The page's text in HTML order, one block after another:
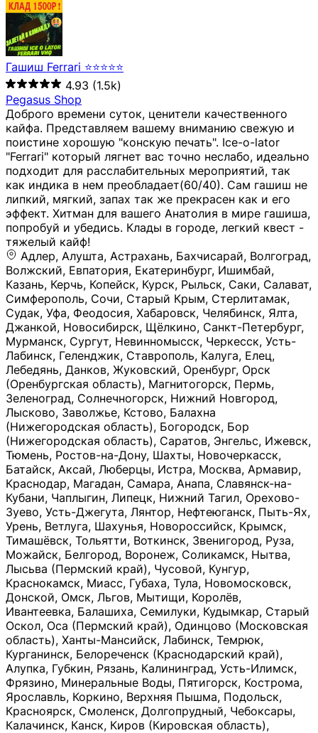
Гашиш Ferrari ⭐⭐⭐⭐⭐
4.93 (1.5k)
Pegasus Shop
Доброго времени суток, ценители качественного
кайфа. Представляем вашему вниманию свежую и
поистине хорошую "конскую печать". Ice-o-lator
"Ferrari" который лягнет вас точно неслабо, идеально
подходит для расслабительных мероприятий, так
как индика в нем преобладает(60/40). Сам гашиш не
липкий, мягкий, запах так же прекрасен как и его
эффект. Хитман для вашего Анатолия в мире гашиша,
попробуй и убедись. Клады в городе, легкий квест -
тяжелый кайф!
Адлер, Алушта, Астрахань, Бахчисарай, Волгоград, Волжский, Евпатория, Екатеринбург, Ишимбай, Казань, Керчь, Копейск, Курск, Рыльск, Саки, Салават, Симферополь, Сочи, Старый Крым, Стерлитамак, Судак, Уфа, Феодосия, Хабаровск, Челябинск, Ялта, Джанкой, Новосибирск, Щёлкино, Санкт-Петербург, Мурманск, Сургут, Невинномысск, Черкесск, Усть-Лабинск, Геленджик, Ставрополь, Калуга, Елец, Лебедянь, Данков, Жуковский, Оренбург, Орск (Оренбургская область), Магнитогорск, Пермь, Зеленоград, Солнечногорск, Нижний Новгород, Лысково, Заволжье, Кстово, Балахна (Нижегородская область), Богородск, Бор (Нижегородская область), Саратов, Энгельс, Ижевск, Тюмень, Ростов-на-Дону, Шахты, Новочеркасск, Батайск, Аксай, Люберцы, Истра, Москва, Армавир, Краснодар, Магадан, Самара, Анапа, Славянск-на-Кубани, Чаплыгин, Липецк, Нижний Тагил, Орехово-Зуево, Усть-Джегута, Лянтор, Нефтеюганск, Пыть-Ях, Урень, Ветлуга, Шахунья, Новороссийск, Крымск, Тимашёвск, Тольятти, Воткинск, Звенигород, Руза, Можайск, Белгород, Воронеж, Соликамск, Нытва, Лысьва (Пермский край), Чусовой, Кунгур, Краснокамск, Миасс, Губаха, Тула, Новомосковск, Донской, Омск, Льгов, Мытищи, Королёв, Ивантеевка, Балашиха, Семилуки, Кудымкар, Старый Оскол, Оса (Пермский край), Одинцово (Московская область), Ханты-Мансийск, Лабинск, Темрюк, Курганинск, Белореченск (Краснодарский край), Алупкa, Губкин, Рязань, Калининград, Усть-Илимск, Фрязино, Минеральные Воды, Пятигорск, Кострома, Ярославль, Коркино, Верхняя Пышма, Подольск, Красноярск, Смоленск, Долгопрудный, Чебоксары, Калачинск, Канск, Киров (Кировская область), Вологда, Рославль, Владивосток, Обнинск, Балабаново (Калужская область), Малоярославец, Брянск, Видное, Ярцево, Вязьма, Гагарин, Приволжск, Фурманов, Чайковский, Кинешма, Горячий Ключ, Улан-Удэ, Туймазы, Дюртюли, Альметьевск, Нефтекамск, Хадыженск, Апшеронск, Майкоп, Уссурийск, Ульяновск, Гатчина, Луга (Ленинградская область), Надым, Ногинск, Электросталь, Железнодорожный (Московская область), Бутурлиновка, Кириллов, Краснознаменск (Калиниградская область), Мышкин, Томмот, Холм, Абакан, Абдулино, Агидель, Агрыз, Адыгейск, Азнакаево, Алатырь, Алдан, Алейск, Александров, Александровск, Алексеевка (Белгородская обл.), Алексин, Амурск, Анадырь, Ангарск, Андреаполь, Анжеро-Судженск, Анива, Апатиты, Арамиль, Ардон, Арзамас, Аркадак, Арсеньев, Артём, Артёмовский, Архангельск, Асбест, Асино, Аткарск, Ахтубинск, Аша, Бабаево (Вологодская область), Бавлы (Республика Татарстан), Байкальск, Бакал, Баксан, Балаклава, Балаково (Саратовская область), Балашов (Саратовская область), Балтийск, Барабинск, Барнаул, Барыш (Ульяновская область), Бежецк, Белая Калитва (Ростовская область), Белебей, Белогорск (Крым), Белозерск, Белокуриха, Беломорск, Белоозёрский (Московская область), Белорецк (Республика Башкортостан), Кызыл, Белоярский (Ханты-Мансийский АО), Бердск, Березники (Пермский край), Берёзовский (Кемеровская область), Берёзовский (Свердловская область), Беслан, Бийск, Бикин, Билибино, Биробиджан, Благовещенск (Амурская область), Благовещенск (Башкортостан), Бобров, Богородицк, Боготол, Богучар, Бокситогорск (Ленинградская область), Бологое (Тверская область), Болхов, Большой Камень (Приморский край), Борисоглебск (Воронежская область), Боровичи (Новгородская область), Боровск, Бородино, Братск, Бронницы (Московская область), Бугульма (Республика Татарстан), Бугуруслан (Оренбургская область), Буинск, Буй, Буйнакск, Валдай, Валуйки, Велиж, Великие Луки, Великий Новгород, Великий Устюг, Вельск, Венёв, Верещагино, Верхнеуральск, Верхний Уфалей, Верхняя Салда, Верхняя Тура, Весьегонск, Вилючинск, Вихоревка, Вичуга, Владикавказ, Волгодонск, Волгореченск, Володарск, Волосово, Волчанск, Вольск, Воркута, Ворсма, Всеволожск (Ленинградская область), Вуктыл, Выкса, Высоковск, Высоцк, Вытегра, Вышний Волочёк, Вяземский, Вязники, Вятские Поляны, Нея, Шилка, Гаврилов Посад, Гаврилов-Ям, Гай, Галич, Гдов, Голицыно, Горно-Алтайск, Горнозаводск, Горняк, Городец, Гороховец, Гремячинск, Грозный, Грязи, Грязовец, Губкинский, Гуково, Гулькевичи, Гурьевск (Калининградская область), Гурьевск (Кемеровская область), Гусев, Гусь-Хрустальный, Давлеканово, Далматово, Дальнегорск, Дегтярск, Дедовск, Демидов, Дербент, Десногорск, Дзержинск, Дзержинский (Московская область), Дивногорск, Димитровград, Дмитровск, Дно, Добрянка, Долинск, Домодедово, Донецк (ДНР), Дорогобуж, Дрезна, Дубна, Дудинка, Духовщина, Дятьково, Егорьевск, Елабуга, Елизово, Ельня (Будет изменено название), Емва, Енисейск, Ермолино, Ершов, Ессентуки, Ефремов, Железноводск, Железногорск (Красноярский край), Железногорск (Курская область), Железногорск-Илимский, Жигулёвск, Жиздра, Жирновск, Жуков, Жуковка, Заводоуковск, Заволжск, Задонск, Заинск, Заозёрный, Заозёрск, Западная Двина, Заполярный, Зарайск, Заречный (Пензенская область), Заречный (Свердловская область), Заринск, Звенигово, Зверево, Зеленогорск ( Ленинградская обл. ), Зеленоградск, Зеленодольск, Зеленокумск, Зерноград, Зима, Змеиногорск, Зубцов, Ивангород, Иваново, Ивдель, Избербаш, Изобильный, Иланский, Инза, Инкерман, Инта, Ипатово, Искитим, Йошкар-Ола, Кадников, Калач, Калач-на-Дону, Калининск, Калтан, Калязин, Камбарка, Каменка (Пензенская область), Каменногорск (Ленинградская область), Каменск-Уральский, Каменск-Шахтинский, Камень-на-Оби, Камешково, Камышин, Канаш, Кандалакша, Карабаново, Карабаш, Карачаевск, Каргат, Каргополь, Карпинск, Карталы, Касимов, Касли, Каспийск, Катав-Ивановск, Катайск, Качканар, Кашин, Кашира, Кемерово, Кемь, Кизел, Кизилюрт, Кизляр, Кимовск, Кимры, Кингисепп, Кинель, Киреевск, Киренск, Киржач, Кириши, Кирово-Чепецк, Кировск (Ленинградская область), Кировск (Мурманская область), Кирсанов, Киселёвск, Кисловодск, Климовск, Клинцы, Княгинино, Ковдор, Ковров, Когалым, Козельск, Козьмодемьянск, Кола, Кологрив, Колпашево, Колпино, Кольчугино, Комсомольск, Комсомольск-на-Амуре, Конаково, Кондопога, Кондрово, Константиновск, Кораблино, Кореновск, Корсаков, Коряжма, Костерёво, Костомукша, Котельники, Котельниково, Котельнич, Котлас, Котовск, Кохма, Красноармейск (Московская область), Краснозаводск, Краснознаменск (Московская область), Краснокаменск, Краснослободск (Волгоградская область), Краснотурьинск, Красноуральск, Красный Сулин, Кремёнки, Кропоткин, Кубинка, Кувшиново (Тверская область), Кудрово, Кулебаки, Кумертау, Курлово, Куровское, Куртамыш, Курчатов, Куса, Кушва, Кыштым, Лабытнанги, Лагань, Лаишево (Республика Татарстан), Лакинск, Лангепас, Лахденпохья, Ленинск-Кузнецкий, Ленск (Республика Саха), Лермонтов (Ставропольский край), Лесозаводск (Приморский край), Лесосибирск, Ливны (Орловская область), Ликино-Дулёво, Липки (Тульская область), Лиски (Воронежская область), Лихославль, Лодейное Поле, Ломоносов (Санкт-Петербург), Лосино-Петровский, Лукоянов, Луховицы, Лыткарино, Любань (Ленинградская область), Любим, Людиново, Магас, Майский, Макаров, Малая Вишера, Малгобек, Мамадыш, Мамоново, Мантурово, Маркс, Махачкала, Мглин, Мегион, Медвежьегорск, Медногорск, Медынь, Меленки, Мелеуз, Менделеевск, Мещовск, Микунь, Миллерово, Минусинск, Миньяр, Мирный (Архангельская область), Мирный (Якутия), Михайловка (Город), Михайловск (Свердловская область), Михайловск (Ставропольский край), Могоча, Можга, Моздок, Мончегорск, Морозовск, Моршанск, Мосальск, Муравленко, Мурино, Муром, Мценск, Мыски, Набережные Челны, Навашино (Нижегородская область), Назарово (Красноярский край), Назрань, Нальчик, Наро-Фоминск, Нарткала, Нарьян-Мар, Находка, Невель (Псковская область), Невельск, Невьянск, Нелидово (Тверская область), Неман, Нерехта (Костромская область), Нерюнгри, Нестеров, Нефтегорск (Самарская область), Нефтекумск, Нижневартовск, Нижнекамск (Республика Татарстан), Нижнеудинск, Нижние Серги, Нижний Ломов, Нижняя Тура, Николаевск-на-Амуре, Никольск (Вологодская область), Никольск (Пензенская область), Новая Ладога, Новая Ляля, Новоалександровск, Новоалтайск, Нововоронеж, Новодвинск, Новозыбков, Новокубанск, Новокуйбышевск, Новомичуринск, Новопавловск, Новоржев, Новосокольники, Новотроицк, Новоульяновск, Новоуральск, Новохопёрск, Новочебоксарск, Новошахтинск, Новый Оскол, Новый Уренгой, Норильск, Нурлат, Нягань, Нязепетровск, Няндома, Облучье, Обоянь, Озёрск (Калининградская область), Озёрск (Челябинская область), Озёры, Октябрьск (Самарская область), Октябрьский (Башкортостан), Окуловка (Новгородская область), Оленегорск, Олонец, Онега, Опочка, Осинники, Осташков, Остров, Острогожск, Отрадный, Оха, Павлово, Павловск (Воронежская область), Павловск (Санкт-Петербург), Павловский Посад, Партизанск, Певек, Пенза, Первоуральск, Перевоз, Пересвет, Переславль-Залесский, Пестово (Новгородская область), Петрозаводск, Петропавловск-Камчатский, Печоры, Пикалёво, Пионерский, Питкяранта, Плавск, Плёс, Подпорожье, Покачи, Покров, Покровск, Полесск, Полысаево, Полярные Зори, Полярный, Поронайск, Порхов, Похвистнево, Почеп, Починок, Пошехонье, Правдинск, Приморск (Калининградская область), Приморско-Ахтарск, Приозерск, Прокопьевск, Протвино, Прохладный, Пугачёв, Пудож, Пустошка, Пушкино, Пущино, Пыталово, Радужный (Владимирская область), Радужный (Ханты-Мансийский АО), Райчихинск, Раменское, Рассказово, Ревда, Реж, Реутов, Родники, Россошь, Ростов (Ярославская обл.), Рошаль, Ртищево, Рубцовск, Рузаевка, Рыбинск, Рыбное, Ряжск, Салехард, Сальск, Саранск, Сарапул, Саров, Сасово, Сатка, Сафоново, Саяногорск, Саянск, Светлогорск, Светлоград, Светлый, Светогорск (Ленинградская область), Свободный, Себеж, Северобайкальск, Северодвинск, Североуральск, Сегежа, Семикаракорск, Сенгилей, Серафимович, Сергач, Сергиев Посад, Сердобск, Сертолово (Ленинградская область), Сестрорецк (Ленинградская область), Сибай, Скопин, Славгород, Сланцы, Слободской, Слюдянка, Собинка, Советск (Кировская область), Советск (Калининградская область), Советск (Тульская область), Советская Гавань, Советский (Ханты-Мансийский АО), Сокол (Вологодская область), Солигалич, Соль-Илецк, Сольцы, Сортавала, Сосенский, Сосновоборск, Сосновый Бор (Ленинградская область), Сосногорск, Спас-Клепики, Спасск-Рязанский, С